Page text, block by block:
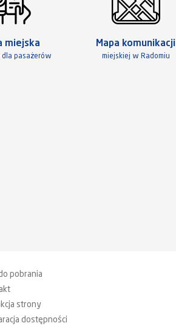
miejska
dla pasażerów
Mapa komunikacji
miejskiej w Radomiu
pobrania
strony
dostępności